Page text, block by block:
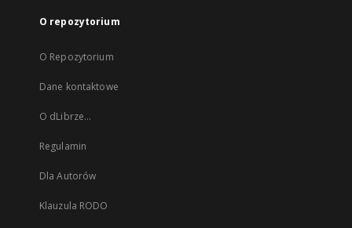
O repozytorium
O Repozytorium
Dane kontaktowe
O dLibrze...
Regulamin
Dla Autorów
Klauzula RODO